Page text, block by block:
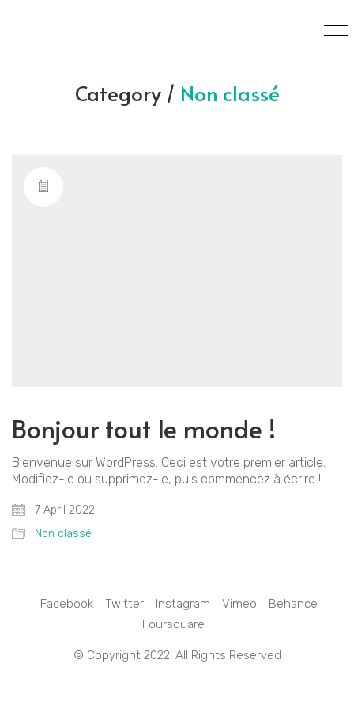
Category / Non classé
Bonjour tout le monde !
Bienvenue sur WordPress. Ceci est votre premier article.
Modifiez-le ou supprimez-le, puis commencez à écrire !
7 April 2022
Non classé
Facebook Twitter Instagram Vimeo
Behance
Foursquare
© Copyright 2022. All Rights Reserved